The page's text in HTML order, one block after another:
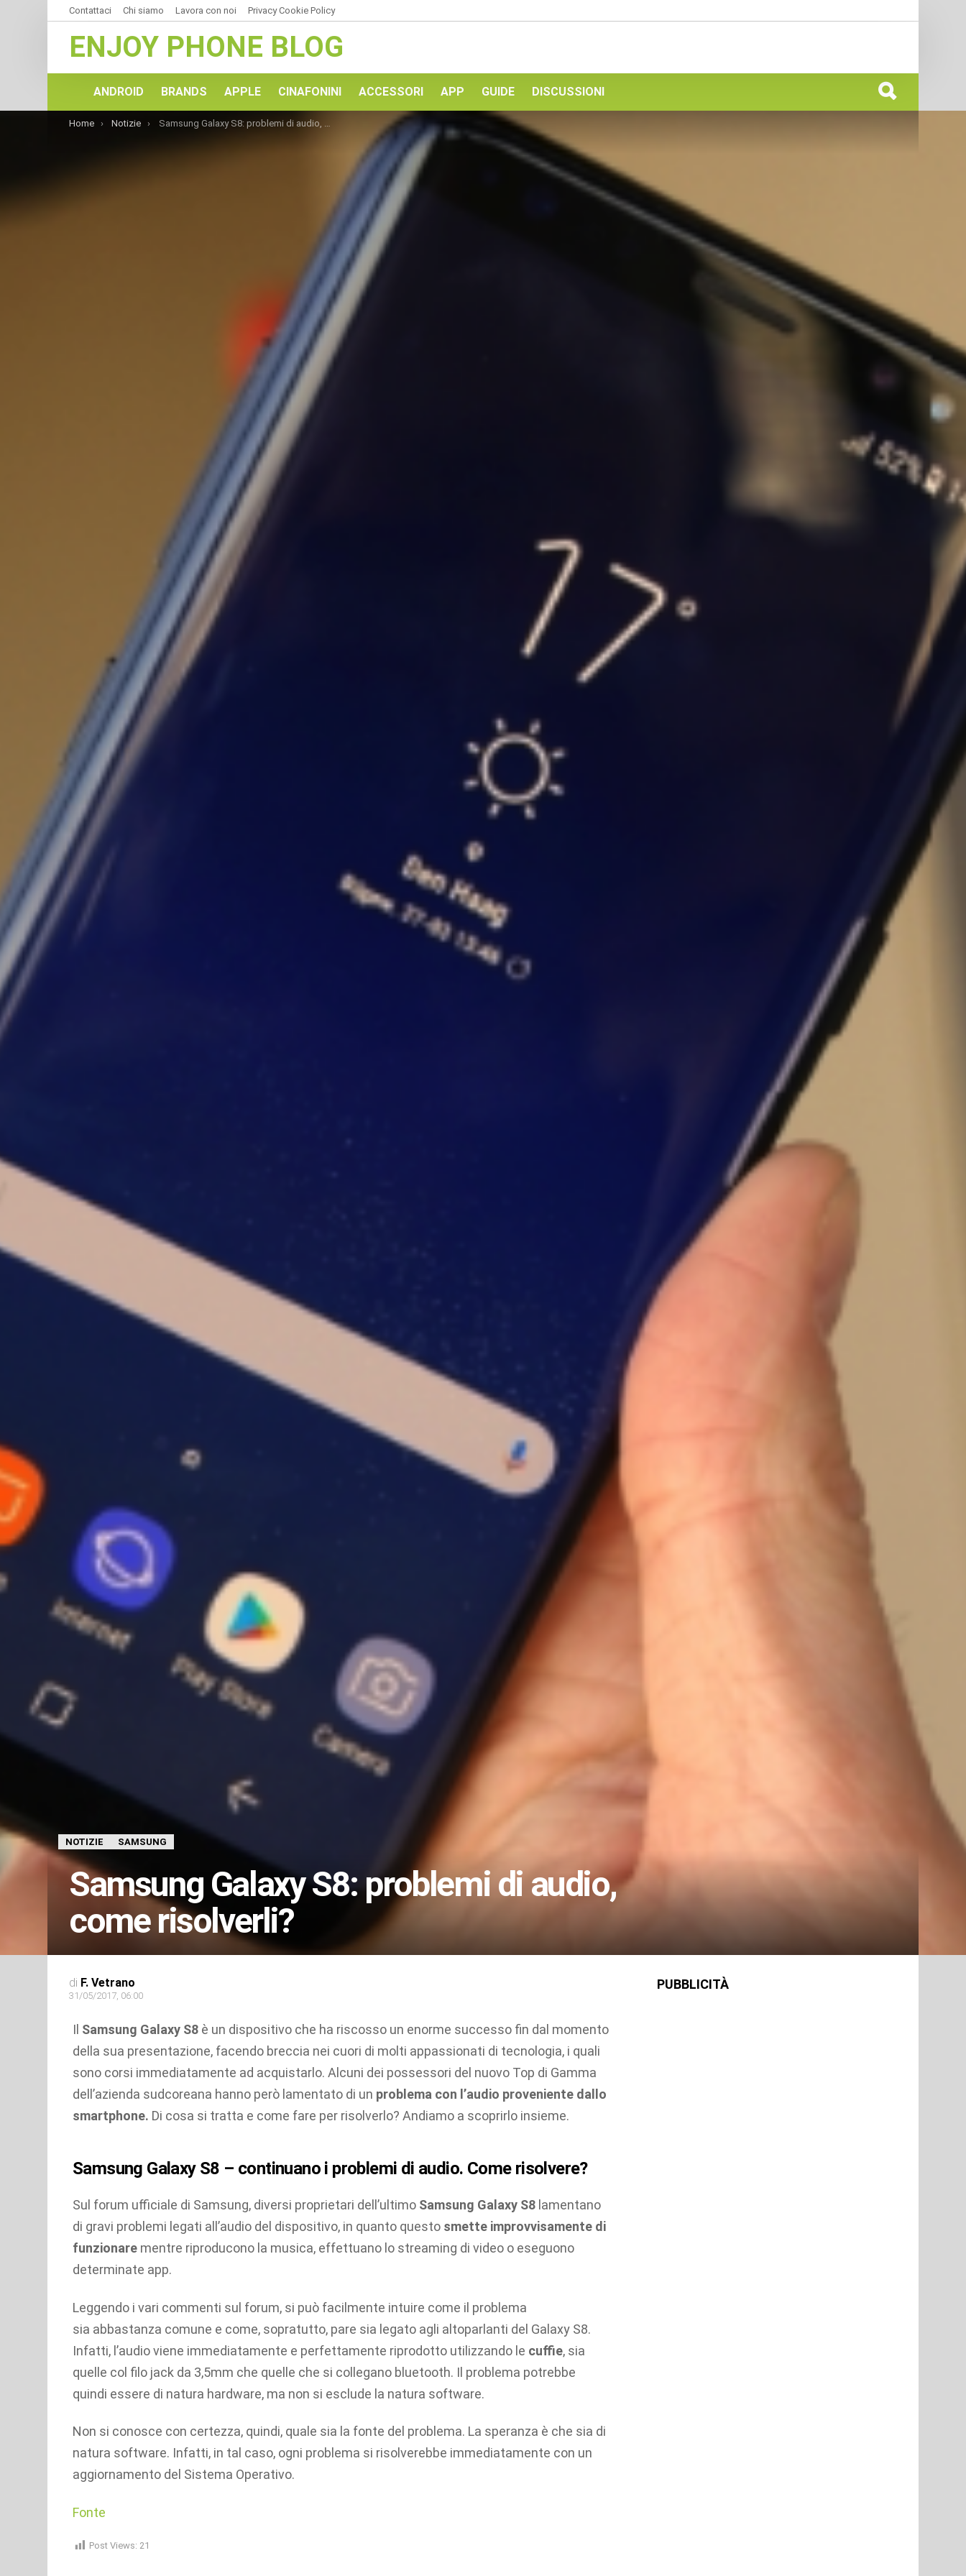
Contattaci Chi siamo Lavora con noi Privacy Cookie Policy
ENJOY PHONE BLOG
ANDROID BRANDS APPLE CINAFONINI ACCESSORI APP GUIDE DISCUSSIONI
You are here:
Home Notizie Samsung Galaxy S8: problemi di audio, come risolverli?
NOTIZIE SAMSUNG
Samsung Galaxy S8: problemi di audio,
come risolverli?
di F. Vetrano
31/05/2017, 06:00
Il Samsung Galaxy S8 è un dispositivo che ha riscosso un enorme successo fin dal momento
della sua presentazione, facendo breccia nei cuori di molti appassionati di tecnologia, i quali
sono corsi immediatamente ad acquistarlo. Alcuni dei possessori del nuovo Top di Gamma
dell’azienda sudcoreana hanno però lamentato di un problema con l’audio proveniente dallo
smartphone. Di cosa si tratta e come fare per risolverlo? Andiamo a scoprirlo insieme.
Samsung Galaxy S8 – continuano i problemi di audio. Come risolvere?
Sul forum ufficiale di Samsung, diversi proprietari dell’ultimo Samsung Galaxy S8 lamentano
di gravi problemi legati all’audio del dispositivo, in quanto questo smette improvvisamente di
funzionare mentre riproducono la musica, effettuano lo streaming di video o eseguono
determinate app.
Leggendo i vari commenti sul forum, si può facilmente intuire come il problema
sia abbastanza comune e come, sopratutto, pare sia legato agli altoparlanti del Galaxy S8.
Infatti, l’audio viene immediatamente e perfettamente riprodotto utilizzando le cuffie, sia
quelle col filo jack da 3,5mm che quelle che si collegano bluetooth. Il problema potrebbe
quindi essere di natura hardware, ma non si esclude la natura software.
Non si conosce con certezza, quindi, quale sia la fonte del problema. La speranza è che sia di
natura software. Infatti, in tal caso, ogni problema si risolverebbe immediatamente con un
aggiornamento del Sistema Operativo.
Fonte
Post Views: 21
PUBBLICITÀ